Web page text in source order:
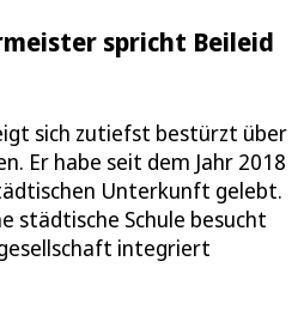
spricht Beileid
sich zutiefst bestürzt über
Er habe seit dem Jahr 2018
Unterkunft gelebt.
städtische Schule besucht
integriert